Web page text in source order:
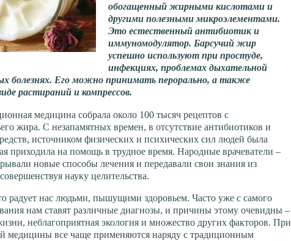
обогащенный жирными кислотами и
другими полезными микроэлементами.
Это естественный антибиотик и
иммуномодулятор. Барсучий жир
успешно используют при простуде,
инфекциях, проблемах дыхательной
Его можно принимать перорально, а также
растираний и компрессов.
медицина собрала около 100 тысяч рецептов с
жира. С незапамятных времен, в отсутствие антибиотиков и
источником физических и психических сил людей была
приходила на помощь в трудное время. Народные врачеватели –
новые способы лечения и передавали свои знания из
науку целительства.
радует нас людьми, пышущими здоровьем. Часто уже с самого
нам ставят различные диагнозы, и причины этому очевидны –
неблагоприятная экология и множество других факторов. При
медицины все чаще применяются наряду с традиционным